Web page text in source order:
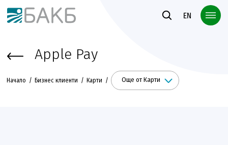
Към основното съдържание
EN
Apple Pay
Начало Бизнес клиенти Карти Още от Карти